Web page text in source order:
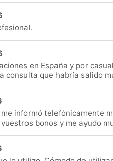
en España y por
consulta que habría salido
informó telefónicamente
bonos y me ayudo